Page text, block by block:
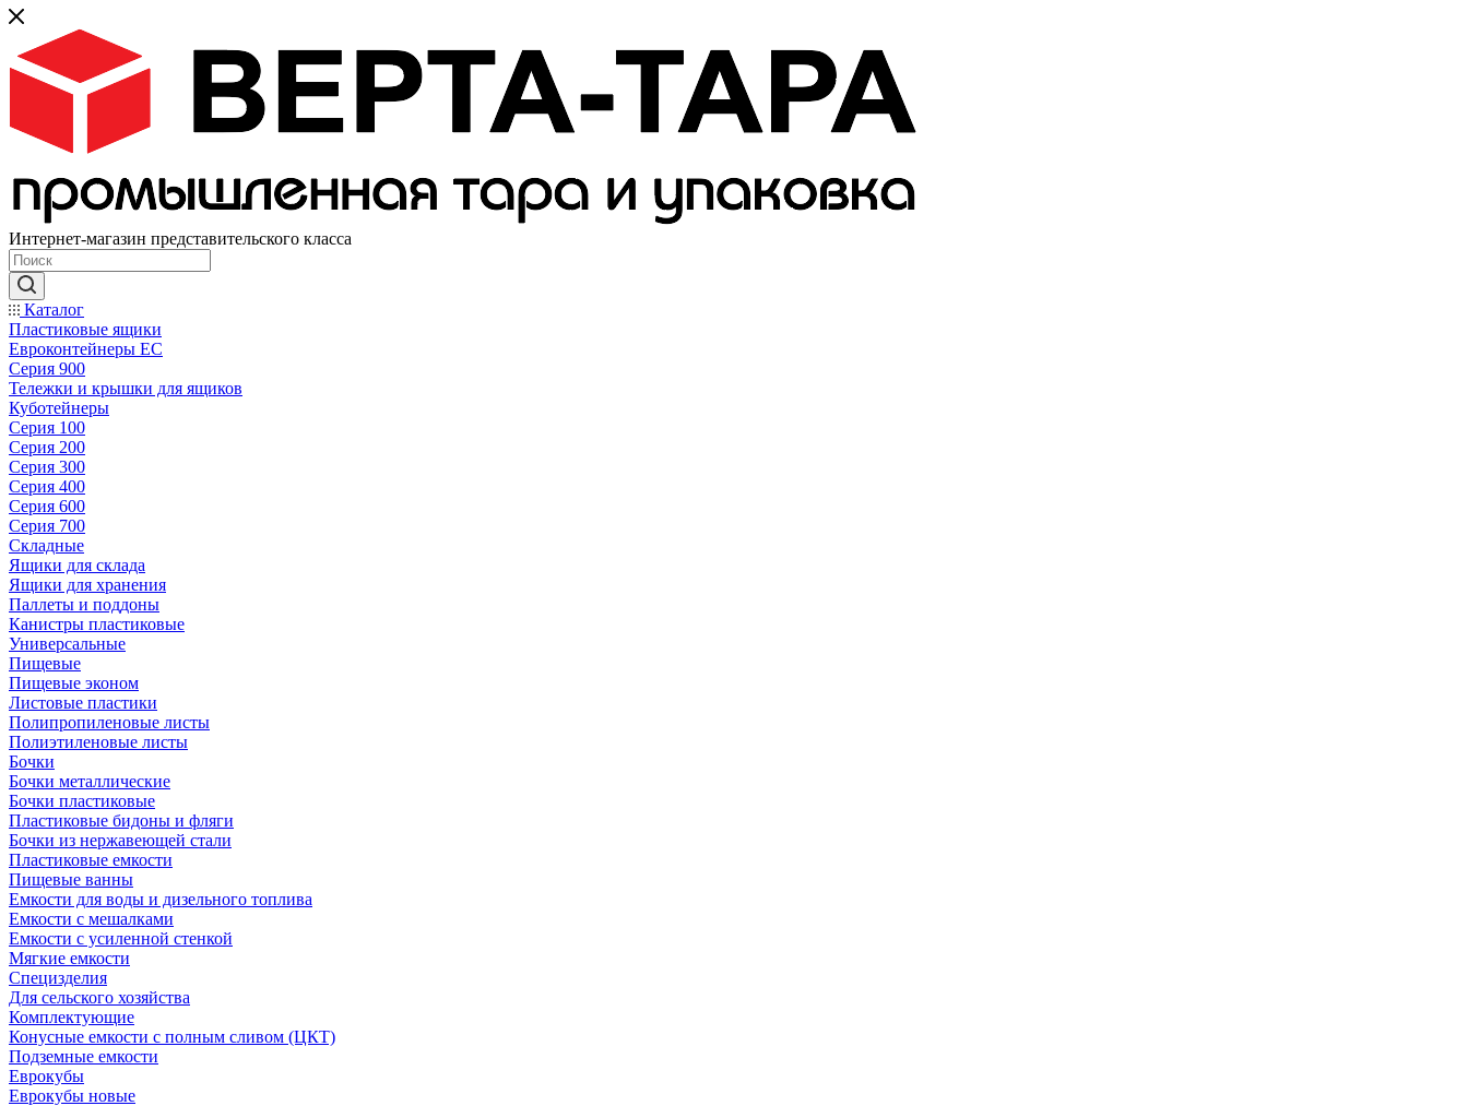
Интернет-магазин представительского класса
Каталог
Пластиковые ящики
Евроконтейнеры ЕС
Серия 900
Тележки и крышки для ящиков
Куботейнеры
Серия 100
Серия 200
Серия 300
Серия 400
Серия 600
Серия 700
Складные
Ящики для склада
Ящики для хранения
Паллеты и поддоны
Канистры пластиковые
Универсальные
Пищевые
Пищевые эконом
Листовые пластики
Полипропиленовые листы
Полиэтиленовые листы
Бочки
Бочки металлические
Бочки пластиковые
Пластиковые бидоны и фляги
Бочки из нержавеющей стали
Пластиковые емкости
Пищевые ванны
Емкости для воды и дизельного топлива
Емкости с мешалками
Емкости с усиленной стенкой
Мягкие емкости
Специзделия
Для сельского хозяйства
Комплектующие
Конусные емкости с полным сливом (ЦКТ)
Подземные емкости
Еврокубы
Еврокубы новые